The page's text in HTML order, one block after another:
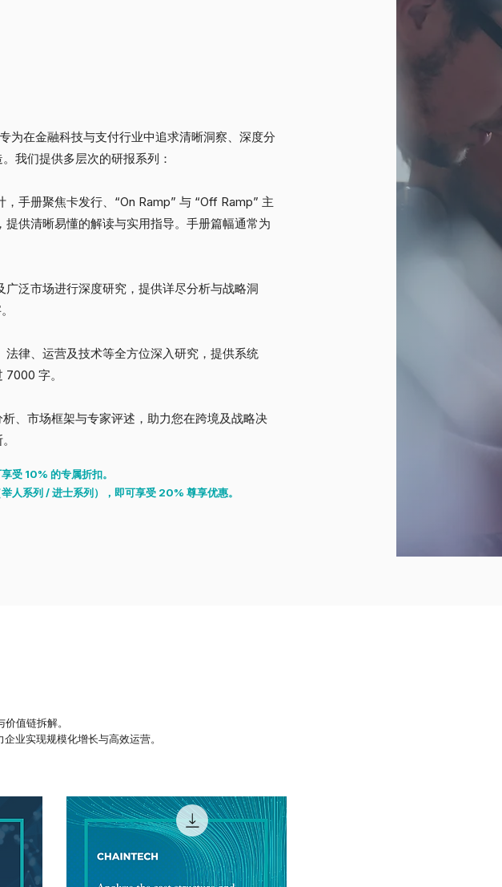
在金融科技与支付行业中追求清晰洞察、深度分
我们提供多层次的研报系列：
手册聚焦卡发行、“On Ramp” 与 “Off Ramp” 主
供清晰易懂的解读与实用指导。手册篇幅通常为
泛市场进行深度研究，提供详尽分析与战略洞
律、运营及技术等全方位深入研究，提供系统
字。
、市场框架与专家评述，助力您在跨境及战略决
受 10% 的专属折扣。
人系列 / 进士系列），即可享受 20% 尊享优惠。
值链拆解。
业实现规模化增长与高效运营。